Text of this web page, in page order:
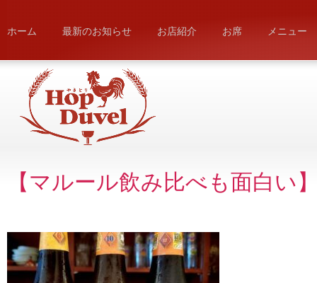
ホーム 最新のお知らせ お店紹介 お席 メニュー
【マルール飲み比べも面白い